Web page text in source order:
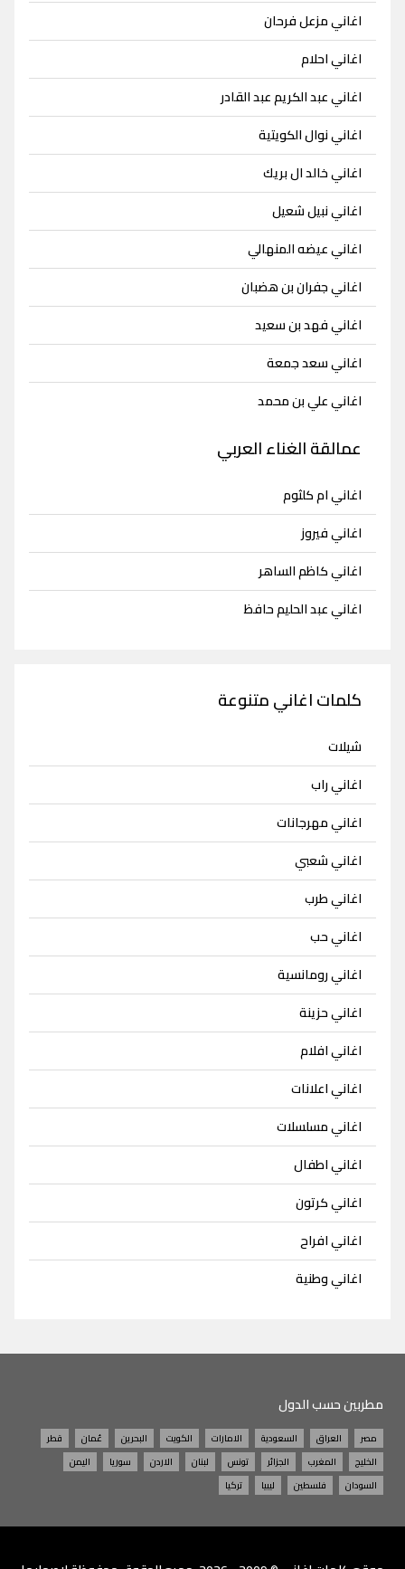
اغاني مزعل فرحان
اغاني احلام
اغاني عبد الكريم عبد القادر
اغاني نوال الكويتية
اغاني خالد ال بريك
اغاني نبيل شعيل
اغاني عيضه المنهالي
اغاني جفران بن هضبان
اغاني فهد بن سعيد
اغاني سعد جمعة
اغاني علي بن محمد
عمالقة الغناء العربي
اغاني ام كلثوم
اغاني فيروز
اغاني كاظم الساهر
اغاني عبد الحليم حافظ
كلمات اغاني متنوعة
شيلات
اغاني راب
اغاني مهرجانات
اغاني شعبي
اغاني طرب
اغاني حب
اغاني رومانسية
اغاني حزينة
اغاني افلام
اغاني اعلانات
اغاني مسلسلات
اغاني اطفال
اغاني كرتون
اغاني افراح
اغاني وطنية
مطربين حسب الدول
مصر العراق السعودية الامارات الكويت البحرين عُمان
قطر
الخليج
المغرب الجزائر تونس لبنان الاردن سوريا
اليمن
السودان
فلسطين ليبيا تركيا